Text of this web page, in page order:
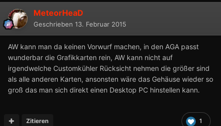
MeteorHeaD
Geschrieben 13. Februar 2015
AW kann man da keinen Vorwurf machen, in den AGA passt
wunderbar die Grafikkarten rein, AW kann nicht auf
irgendwelche Customkühler Rücksicht nehmen die größer sind
als alle anderen Karten, ansonsten wäre das Gehäuse wieder so
groß das man sich direkt einen Desktop PC hinstellen kann.
1
Zitieren